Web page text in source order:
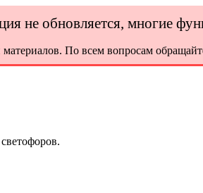
не обновляется, многие
По всем вопросам